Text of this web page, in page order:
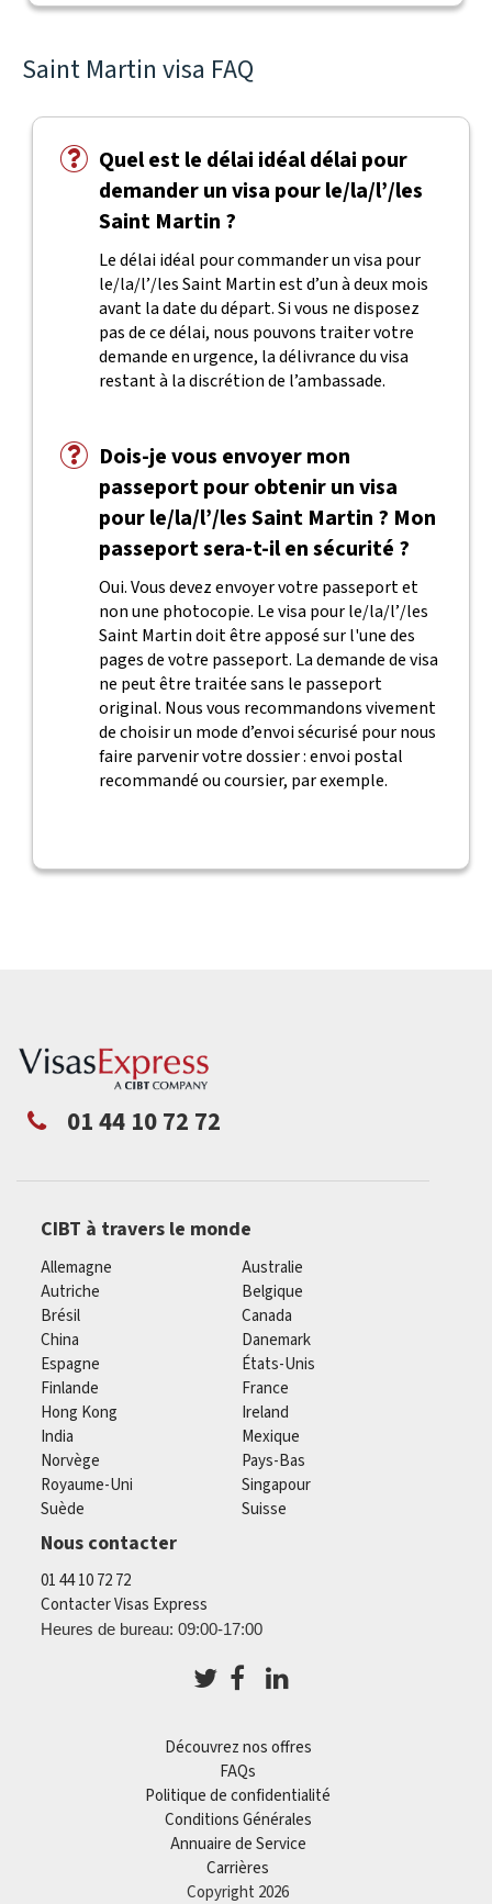
Saint Martin visa FAQ
Quel est le délai idéal délai pour
demander un visa pour le/la/l’/les
Saint Martin ?
Le délai idéal pour commander un visa pour
le/la/l’/les Saint Martin est d’un à deux mois
avant la date du départ. Si vous ne disposez
pas de ce délai, nous pouvons traiter votre
demande en urgence, la délivrance du visa
restant à la discrétion de l’ambassade.
Dois-je vous envoyer mon
passeport pour obtenir un visa
pour le/la/l’/les Saint Martin ? Mon
passeport sera-t-il en sécurité ?
Oui. Vous devez envoyer votre passeport et
non une photocopie. Le visa pour le/la/l’/les
Saint Martin doit être apposé sur l'une des
pages de votre passeport. La demande de visa
ne peut être traitée sans le passeport
original. Nous vous recommandons vivement
de choisir un mode d’envoi sécurisé pour nous
faire parvenir votre dossier : envoi postal
recommandé ou coursier, par exemple.
01 44 10 72 72
CIBT à travers le monde
Allemagne
Australie
Autriche
Belgique
Brésil
Canada
China
Danemark
Espagne
États-Unis
Finlande
France
Hong Kong
Ireland
India
Mexique
Norvège
Pays-Bas
Royaume-Uni
Singapour
Suède
Suisse
Nous contacter
01 44 10 72 72
Contacter Visas Express
Heures de bureau: 09:00-17:00
Découvrez nos offres
FAQs
Politique de confidentialité
Conditions Générales
Annuaire de Service
Carrières
Copyright 2026